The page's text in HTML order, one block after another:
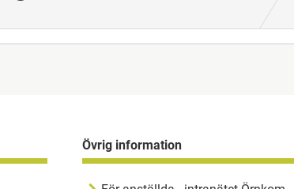
Övrig information